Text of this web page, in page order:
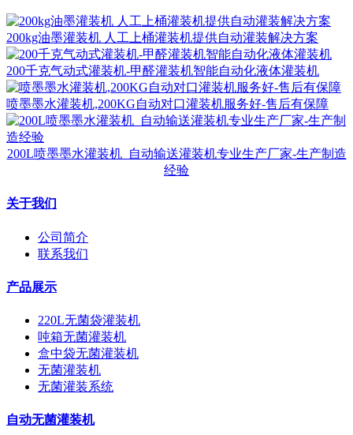
200kg油墨灌装机 人工上桶灌装机提供自动灌装解决方案
200千克气动式灌装机-甲醛灌装机智能自动化液体灌装机
喷墨墨水灌装机,200KG自动对口灌装机服务好-售后有保障
200L喷墨墨水灌装机_自动输送灌装机专业生产厂家-生产制造
经验
关于我们
公司简介
联系我们
产品展示
220L无菌袋灌装机
吨箱无菌灌装机
盒中袋无菌灌装机
无菌灌装机
无菌灌装系统
自动无菌灌装机